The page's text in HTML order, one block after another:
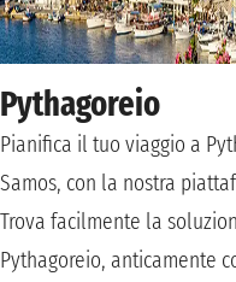
Pythagoreio
Pianifica il tuo viaggio a
Samos, con la nostra
Trova facilmente la
Pythagoreio, anticamente